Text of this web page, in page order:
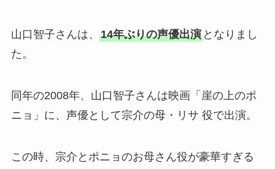
山口智子さんは、 14年ぶりの声優出演となりまし
た。
同年の2008年、山口智子さんは映画「崖の上のポ
ニョ」に、声優として宗介の母・リサ 役で出演。
この時、宗介とポニョのお母さん役が豪華すぎる